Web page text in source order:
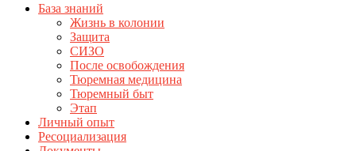
База знаний
Жизнь в колонии
Защита
СИЗО
После освобождения
Тюремная медицина
Тюремный быт
Этап
Личный опыт
Ресоциализация